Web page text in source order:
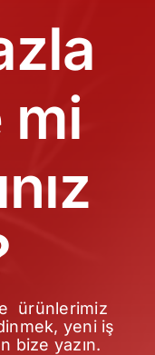
mi
ürünlerimiz
yeni iş
bize yazın.